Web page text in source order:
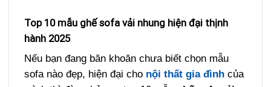
Top 10 mẫu ghế sofa vải nhung hiện đại thịnh
hành 2025
Nếu bạn đang băn khoăn chưa biết chọn mẫu
sofa nào đẹp, hiện đại cho nội thất gia đình của